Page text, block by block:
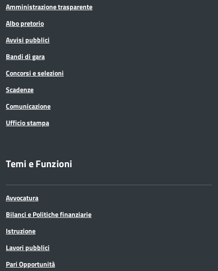
Amministrazione trasparente
Albo pretorio
Avvisi pubblici
Bandi di gara
Concorsi e selezioni
Scadenze
Comunicazione
Ufficio stampa
Temi e Funzioni
Avvocatura
Bilanci e Politiche finanziarie
Istruzione
Lavori pubblici
Pari Opportunità